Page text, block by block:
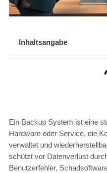
Inhaltsangabe
Ein Backup System ist eine
Hardware oder Service, die
verwaltet und
schützt vor Datenverlust
Benutzerfehler,